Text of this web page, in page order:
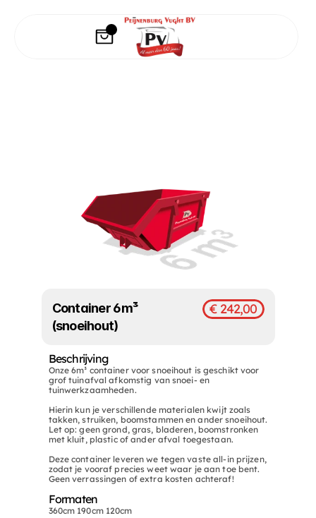
Container 6m³
(snoeihout)
€ 242,00
Beschrijving
Onze 6m³ container voor snoeihout is geschikt voor
grof tuinafval afkomstig van snoei- en
tuinwerkzaamheden.
Hierin kun je verschillende materialen kwijt zoals
takken, struiken, boomstammen en ander snoeihout.
Let op: geen grond, gras, bladeren, boomstronken
met kluit, plastic of ander afval toegestaan.
Deze container leveren we tegen vaste all-in prijzen,
zodat je vooraf precies weet waar je aan toe bent.
Geen verrassingen of extra kosten achteraf!
Formaten
360cm 190cm 120cm
Openingstijden
Ma
Di
Wo
Vr
Zo
07:00- 12:30 / 13:00- 16:30
07:00- 12:30 / 13:00- 16:30
07:00- 12:30 / 13:00- 16:30
07:00- 12:30 / 13:00- 16:30
07:00- 12:30 / 13:00- 16:30
Gesloten
Informatie
MVO certificaat
VCA certificaat
ISO certificaat
Grondbank
Veelgestelde vragen